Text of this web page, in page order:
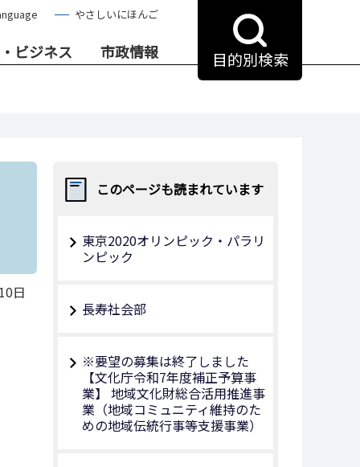
やさしいにほんご
ビジネス 市政情報 目的別検索
日
このページも読まれています
東京2020オリンピック・パラリ
ンピック
長寿社会部
※要望の募集は終了しました
【文化庁令和7年度補正予算事
業】 地域文化財総合活用推進事
業（地域コミュニティ維持のた
めの地域伝統行事等支援事業）